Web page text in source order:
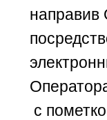
направив
с